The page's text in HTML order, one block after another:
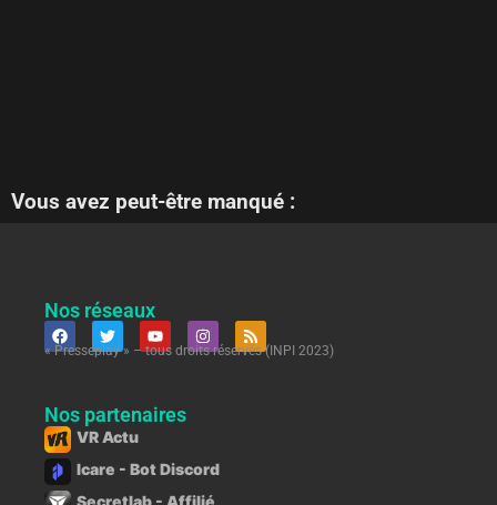
Vous avez peut-être manqué :
Nos réseaux
« Presseplay » – tous droits réservés (INPI 2023)
Nos partenaires
VR Actu
Icare - Bot Discord
Secretlab - Affilié